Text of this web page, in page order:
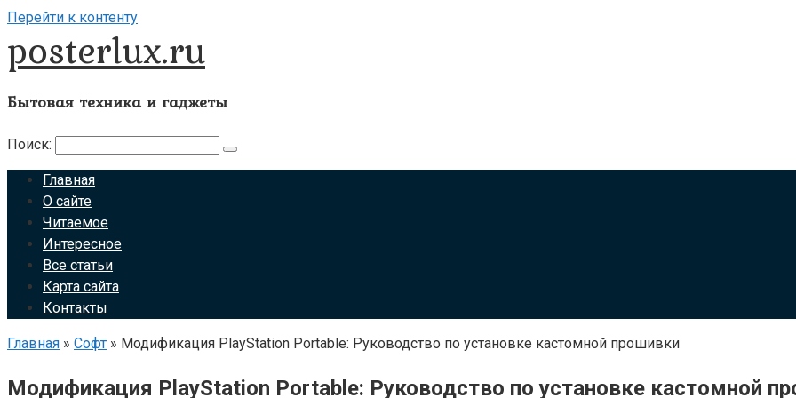
Перейти к контенту
posterlux.ru
Бытовая техника и гаджеты
Поиск:
Главная
О сайте
Читаемое
Интересное
Все статьи
Карта сайта
Контакты
Главная » Софт » Модификация PlayStation Portable: Руководство по установке кастомной прошивки
Модификация PlayStation Portable: Руководство по установке кастомной